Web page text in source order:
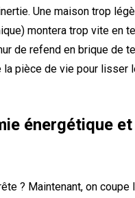
Une maison trop
montera trop vite en
de refend en brique de
la pièce de vie pour lisser
énergétique
? Maintenant, on coupe